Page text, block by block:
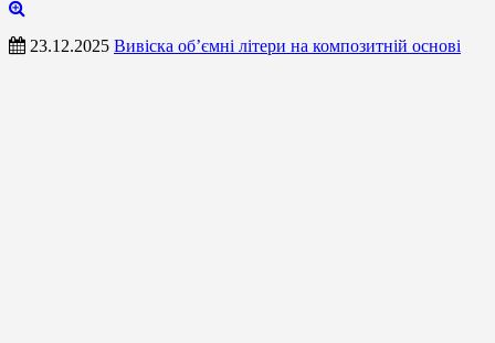
23.12.2025 Вивіска об’ємні літери на композитній основі